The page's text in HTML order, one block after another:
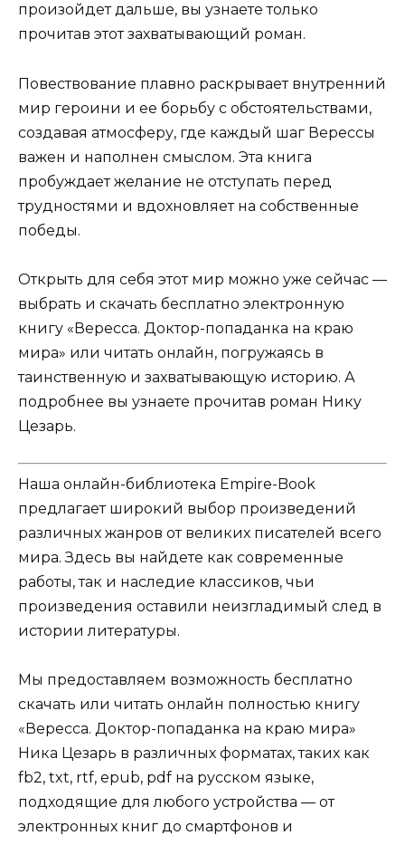
произойдет дальше, вы узнаете только
прочитав этот захватывающий роман.
Повествование плавно раскрывает внутренний
мир героини и ее борьбу с обстоятельствами,
создавая атмосферу, где каждый шаг Верессы
важен и наполнен смыслом. Эта книга
пробуждает желание не отступать перед
трудностями и вдохновляет на собственные
победы.
Открыть для себя этот мир можно уже сейчас —
выбрать и скачать бесплатно электронную
книгу «Вересса. Доктор-попаданка на краю
мира» или читать онлайн, погружаясь в
таинственную и захватывающую историю. А
подробнее вы узнаете прочитав роман Никy
Цезарь.
Наша онлайн-библиотека Empire-Book
предлагает широкий выбор произведений
различных жанров от великих писателей всего
мира. Здесь вы найдете как современные
работы, так и наследие классиков, чьи
произведения оставили неизгладимый след в
истории литературы.
Мы предоставляем возможность бесплатно
скачать или читать онлайн полностью книгу
«Вересса. Доктор-попаданка на краю мира»
Ника Цезарь в различных форматах, таких как
fb2, txt, rtf, epub, pdf на русском языке,
подходящие для любого устройства — от
электронных книг до смартфонов и